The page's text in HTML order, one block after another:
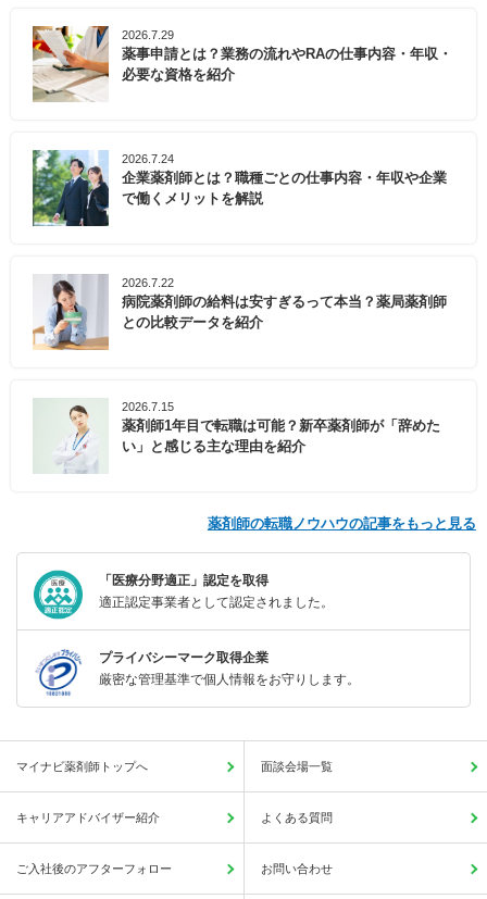
2026.7.29
薬事申請とは？業務の流れやRAの仕事内容・年収・
必要な資格を紹介
2026.7.24
企業薬剤師とは？職種ごとの仕事内容・年収や企業
で働くメリットを解説
2026.7.22
病院薬剤師の給料は安すぎるって本当？薬局薬剤師
との比較データを紹介
2026.7.15
薬剤師1年目で転職は可能？新卒薬剤師が「辞めた
い」と感じる主な理由を紹介
薬剤師の転職ノウハウの記事をもっと見る
「医療分野適正」認定を取得
適正認定事業者として認定されました。
プライバシーマーク取得企業
厳密な管理基準で個人情報をお守りします。
マイナビ薬剤師トップへ 面談会場一覧
キャリアアドバイザー紹介 よくある質問
ご入社後のアフターフォロー お問い合わせ